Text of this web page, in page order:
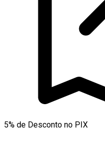
5% de Desconto no PIX